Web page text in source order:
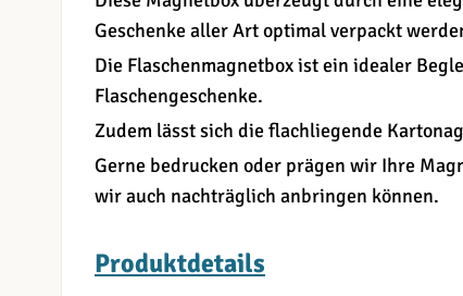
Geschenke aller Art optimal verpackt
Die Flaschenmagnetbox ist ein idealer
Flaschengeschenke.
Zudem lässt sich die flachliegende
Gerne bedrucken oder prägen wir Ihre
wir auch nachträglich anbringen können.
Produktdetails